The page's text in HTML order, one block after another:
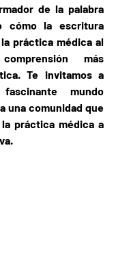
de la palabra
cómo la escritura
práctica médica al
más
Te invitamos a
mundo
una comunidad que
práctica médica a